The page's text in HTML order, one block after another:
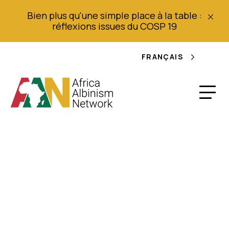
Bien plus qu'une simple place à la table :
réflexions issues du COSP 19
FRANÇAIS